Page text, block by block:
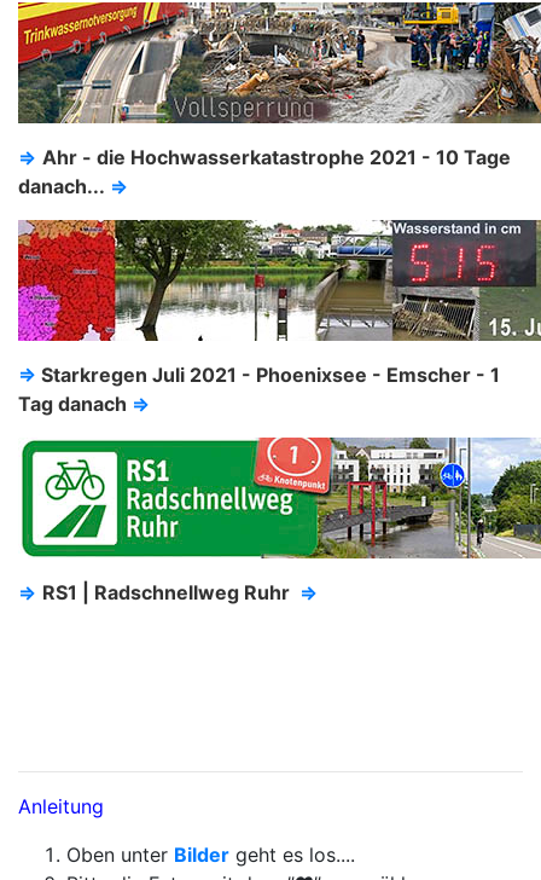
⇒ Ahr - die Hochwasserkatastrophe 2021 - 10 Tage
danach... ⇒
⇒ Starkregen Juli 2021 - Phoenixsee - Emscher - 1
Tag danach ⇒
⇒ RS1 | Radschnellweg Ruhr ⇒
Anleitung
Oben unter Bilder geht es los....